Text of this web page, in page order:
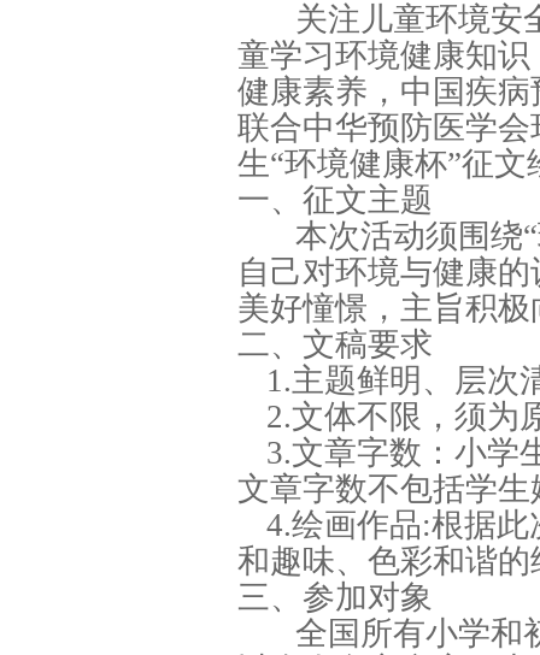
关注儿童环境安
童学习环境健康知
健康素养，中国疾
联合中华预防医学
生“环境健康杯”征
一、征文主题
本次活动须围绕
自己对环境与健康
美好憧憬，主旨积极
二、文稿要求
1.主题鲜明、层次
2.文体不限，须为
3.文章字数：小学
文章字数不包括学
4.绘画作品:根据
和趣味、色彩和谐
三、参加对象
全国所有小学和